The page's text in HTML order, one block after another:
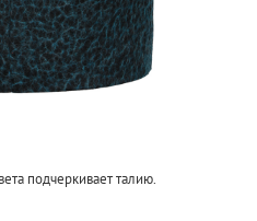
подчеркивает талию.